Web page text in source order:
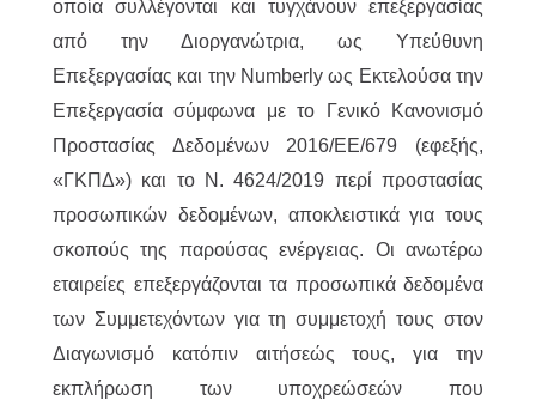
οποία συλλέγονται και τυγχάνουν επεξεργασίας
από την Διοργανώτρια, ως Υπεύθυνη
Επεξεργασίας και την Numberly ως Εκτελούσα την
Επεξεργασία σύμφωνα με το Γενικό Κανονισμό
Προστασίας Δεδομένων 2016/ΕΕ/679 (εφεξής,
«ΓΚΠΔ») και το Ν. 4624/2019 περί προστασίας
προσωπικών δεδομένων, αποκλειστικά για τους
σκοπούς της παρούσας ενέργειας. Οι ανωτέρω
εταιρείες επεξεργάζονται τα προσωπικά δεδομένα
των Συμμετεχόντων για τη συμμετοχή τους στον
Διαγωνισμό κατόπιν αιτήσεώς τους, για την
εκπλήρωση των υποχρεώσεών που